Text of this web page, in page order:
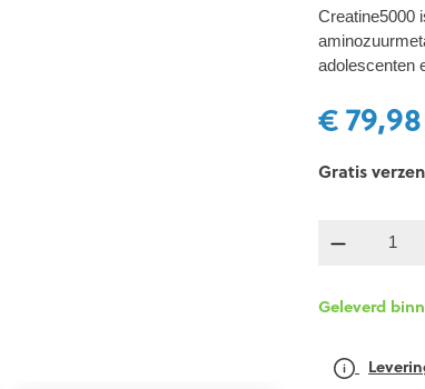
Creatine5000
adolescenten
€ 79,98
Gratis
Geleverd